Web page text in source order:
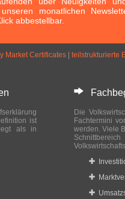
monatlichen
abbestellbar.
Market Certificates teilstrukturierte
ist
als in
Die
Fachtermini
werden. Viele